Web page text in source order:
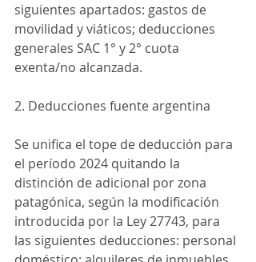
siguientes apartados: gastos de
movilidad y viáticos; deducciones
generales SAC 1° y 2° cuota
exenta/no alcanzada.
2. Deducciones fuente argentina
Se unifica el tope de deducción para
el período 2024 quitando la
distinción de adicional por zona
patagónica, según la modificación
introducida por la Ley 27743, para
las siguientes deducciones: personal